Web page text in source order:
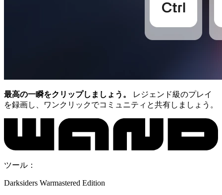
最高の一瞬をクリップしましょう。
レジェンド級のプレイ
を録画し、ワンクリックでコミュニティと共有しましょう。
ツール：
Darksiders Warmastered Edition